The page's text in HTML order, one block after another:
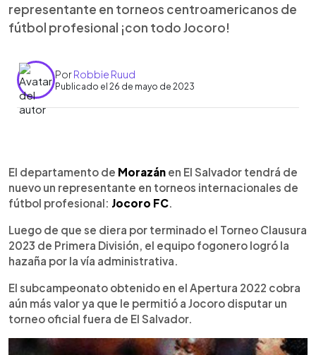
representante en torneos centroamericanos de
fútbol profesional ¡con todo Jocoro!
PorRobbie Ruud
Publicado el 26 de mayo de 2023
Escuchar artículo
El departamento de Morazán en El Salvador tendrá de
nuevo un representante en torneos internacionales de
fútbol profesional: Jocoro FC.
Luego de que se diera por terminado el Torneo Clausura
2023 de Primera División, el equipo fogonero logró la
hazaña por la vía administrativa.
El subcampeonato obtenido en el Apertura 2022 cobra
aún más valor ya que le permitió a Jocoro disputar un
torneo oficial fuera de El Salvador.